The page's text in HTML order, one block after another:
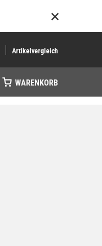
Artikelvergleich
WARENKORB